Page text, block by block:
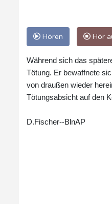
Hören Hör
Während sich das
Tötung. Er bewaffnete
von draußen wieder
Tötungsabsicht auf den
D.Fischer--BlnAP